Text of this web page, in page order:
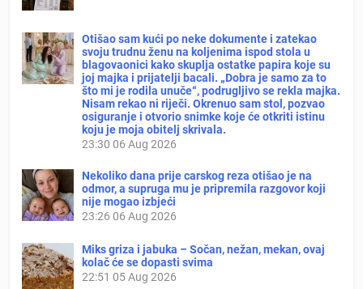
Otišao sam kući po neke dokumente i zatekao
svoju trudnu ženu na koljenima ispod stola u
blagovaonici kako skuplja ostatke papira koje su
joj majka i prijatelji bacali. „Dobra je samo za to
što mi je rodila unuče“, podrugljivo se rekla majka.
Nisam rekao ni riječi. Okrenuo sam stol, pozvao
osiguranje i otvorio snimke koje će otkriti istinu
koju je moja obitelj skrivala.
23:30 06 Aug 2026
Nekoliko dana prije carskog reza otišao je na
odmor, a supruga mu je pripremila razgovor koji
nije mogao izbjeći
23:26 06 Aug 2026
Miks griza i jabuka – Sočan, nežan, mekan, ovaj
kolač će se dopasti svima
22:51 05 Aug 2026